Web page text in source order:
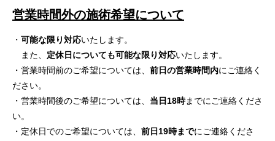
営業時間外の施術希望について
・ 可能な限り対応いたします。
また、 定休日についても可能な限り対応いたします。
・営業時間前のご希望については、 前日の営業時間内にご連絡く
ださい。
・営業時間後のご希望については、 当日18時までにご連絡くださ
い。
・定休日でのご希望については、 前日19時までにご連絡くださ